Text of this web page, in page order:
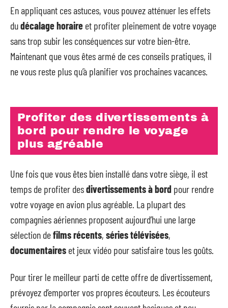
En appliquant ces astuces, vous pouvez atténuer les effets
dudécalage horaire et profiter pleinement de votre voyage
sans trop subir les conséquences sur votre bien-être.
Maintenant que vous êtes armé de ces conseils pratiques, il
ne vous reste plus qu’à planifier vos prochaines vacances.
Profiter des divertissements à
bord pour rendre le voyage
plus agréable
Une fois que vous êtes bien installé dans votre siège, il est
temps de profiter desdivertissements à bord pour rendre
votre voyage en avion plus agréable. La plupart des
compagnies aériennes proposent aujourd’hui une large
sélection defilms récents, séries télévisées,
documentaires et jeux vidéo pour satisfaire tous les goûts.
Pour tirer le meilleur parti de cette offre de divertissement,
prévoyez d’emporter vos propres écouteurs. Les écouteurs